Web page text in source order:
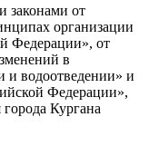
законами от
организации
Федерации», от
в
и водоотведении» и
Федерации»,
Кургана